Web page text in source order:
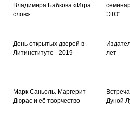
Владимира Бабкова «Игра
слов»
ЭТО"
День открытых дверей в
Литинституте - 2019
лет
Марк Саньоль. Маргерит
Дюрас и её творчество
Дуной